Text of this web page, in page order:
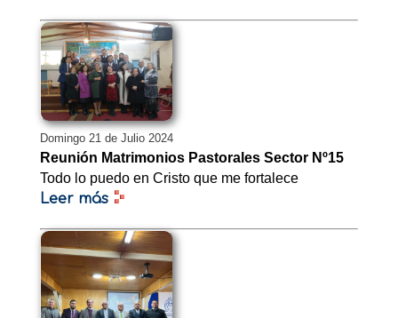
Domingo 21 de Julio 2024
Reunión Matrimonios Pastorales Sector Nº15
Todo lo puedo en Cristo que me fortalece
Leer más